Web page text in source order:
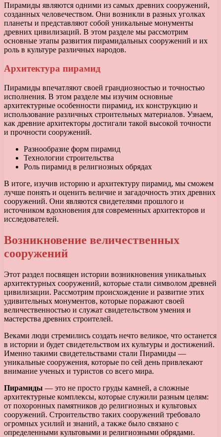
Пирамиды являются одними из самых древних сооружений,
созданных человечеством. Они возникли в разных уголках
планеты и представляют собой уникальные монументы
древних цивилизаций. В этом разделе мы рассмотрим
основные этапы развития пирамидальных сооружений и их
роль в культуре различных народов.
Архитектура пирамид
Пирамиды впечатляют своей грандиозностью и точностью
исполнения. В этом разделе мы изучим основные
архитектурные особенности пирамид, их конструкцию и
использование различных строительных материалов. Узнаем,
как древние архитекторы достигали такой высокой точности
и прочности сооружений.
Разнообразие форм пирамид
Технологии строительства
Роль пирамид в религиозных обрядах
В итоге, изучив историю и архитектуру пирамид, мы сможем
лучше понять и оценить величие и загадочность этих древних
сооружений. Они являются свидетелями прошлого и
источником вдохновения для современных архитекторов и
исследователей.
Возникновение величественных
сооружений
Этот раздел посвящен истории возникновения уникальных
архитектурных сооружений, которые стали символом древней
цивилизации. Рассмотрим происхождение и развитие этих
удивительных монументов, которые поражают своей
величественностью и служат свидетельством умения и
мастерства древних строителей.
Веками люди стремились создать нечто великое, что останется
в истории и будет свидетельством их культуры и достижений.
Именно такими свидетельствами стали Пирамиды —
уникальные сооружения, которые по сей день привлекают
внимание ученых и туристов со всего мира.
Пирамиды — это не просто груды камней, а сложные
архитектурные комплексы, которые служили разным целям:
от похоронных памятников до религиозных и культовых
сооружений. Строительство таких сооружений требовало
огромных усилий и знаний, а также было связано с
определенными культовыми и религиозными обрядами.